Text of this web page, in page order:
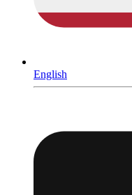
English